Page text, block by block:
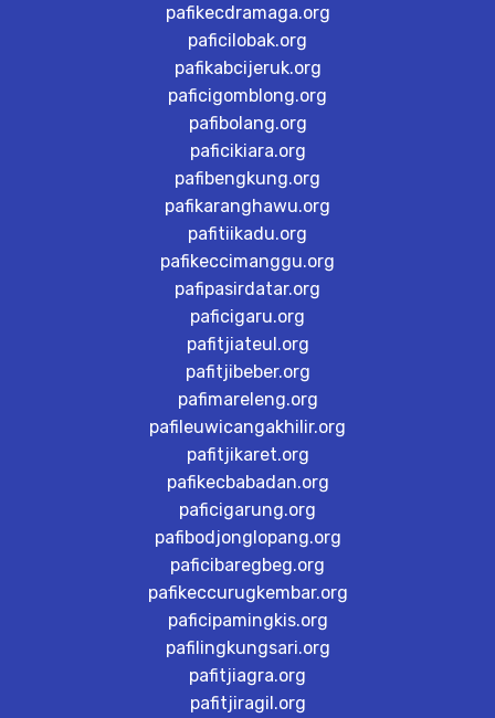
pafikecdramaga.org
paficilobak.org
pafikabcijeruk.org
paficigomblong.org
pafibolang.org
paficikiara.org
pafibengkung.org
pafikaranghawu.org
pafitiikadu.org
pafikeccimanggu.org
pafipasirdatar.org
paficigaru.org
pafitjiateul.org
pafitjibeber.org
pafimareleng.org
pafileuwicangakhilir.org
pafitjikaret.org
pafikecbabadan.org
paficigarung.org
pafibodjonglopang.org
paficibaregbeg.org
pafikeccurugkembar.org
paficipamingkis.org
pafilingkungsari.org
pafitjiagra.org
pafitjiragil.org